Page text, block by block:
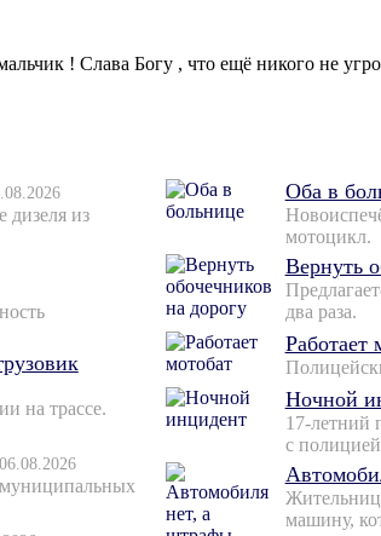
! Слава Богу , что ещё никого не
из
на трассе.
06.08.2026
Оба в
мотоцикл.
Вернуть
два раза.
Работает
Ночной
17-летний
с
машину,